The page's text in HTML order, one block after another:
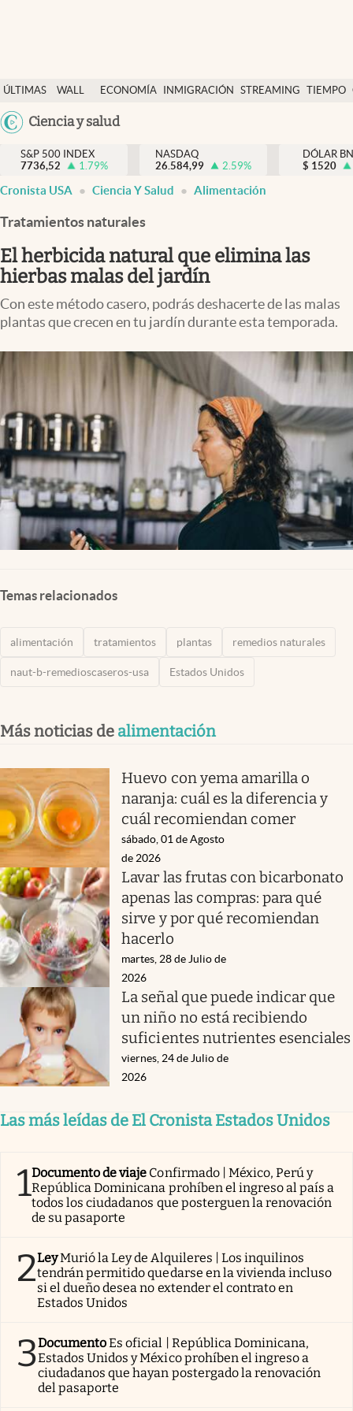
ÚLTIMAS
NOTICIAS
WALL
DÓLAR
ECONOMÍA INMIGRACIÓN STREAMING TIEMPO
México
Ciencia y salud
Finanzas y economía
Wall Street y dólar
Inmigración
Espiritual
Streaming
PC y mobile
Lifestyle
S&P 500 INDEX
7736,52
1.79%
NASDAQ
26.584,99
2.59%
DÓLAR
$ 1520
Cronista USA Ciencia Y Salud Alimentación
Tratamientos naturales
El herbicida natural que elimina las
hierbas malas del jardín
Con este método casero, podrás deshacerte de las malas
plantas que crecen en tu jardín durante esta temporada.
Temas relacionados
alimentación tratamientos plantas remedios naturales
naut-b-remedioscaseros-usa Estados Unidos
Más noticias de alimentación
Huevo con yema amarilla o
naranja: cuál es la diferencia y
cuál recomiendan comer
sábado, 01 de Agosto
de 2026
Lavar las frutas con bicarbonato
apenas las compras: para qué
sirve y por qué recomiendan
hacerlo
martes, 28 de Julio de
2026
La señal que puede indicar que
un niño no está recibiendo
suficientes nutrientes esenciales
viernes, 24 de Julio de
2026
Las más leídas de El Cronista Estados Unidos
1Documento de viaje Confirmado | México, Perú y
República Dominicana prohíben el ingreso al país a
todos los ciudadanos que posterguen la renovación
de su pasaporte
2LeyMurió la Ley de Alquileres | Los inquilinos
tendrán permitido quedarse en la vivienda incluso
si el dueño desea no extender el contrato en
Estados Unidos
3DocumentoEs oficial | República Dominicana,
Estados Unidos y México prohíben el ingreso a
ciudadanos que hayan postergado la renovación
del pasaporte